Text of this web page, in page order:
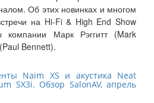
Об этих новинках и многом
на Hi-Fi & High End Show
компании Марк Рэггитт (Mark
Bennett).
Naim XS и акустика Neat
SX3i. Обзор SalonAV, апрель